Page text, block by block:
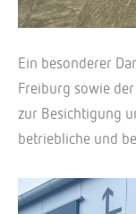
Ein besonderer
Freiburg sowie
zur Besichtigung
betriebliche und